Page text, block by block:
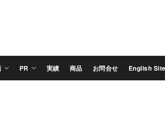
PR 実績 商品 お問合せ English